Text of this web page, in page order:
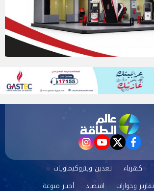
facebook
twitter
youtube
instagram
كهرباء
تعدين وبتروكيماويات
تقارير وحوارات اقتصاد أخبار منوعة